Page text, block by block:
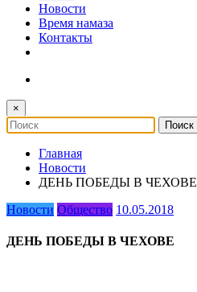
Новости
Время намаза
Контакты
×
Главная
Новости
ДЕНЬ ПОБЕДЫ В ЧЕХОВЕ
Новости Общество 10.05.2018
ДЕНЬ ПОБЕДЫ В ЧЕХОВЕ